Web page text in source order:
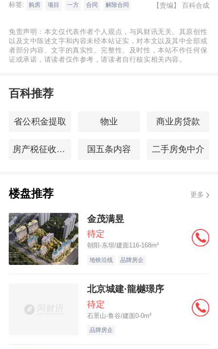
标签: 购房 项目 一方 合同 解除合同 【责编】 百科合成
免责声明：本文仅代表作者个人观点，与风财讯无关。其原创性
以及文中陈述文字和内容未经本站证实，对本文以及其中全部或
者部分内容、文字的真实性、完整性、及时性，本站不作任何保
证或承诺，请读者仅作参考，请读者自行核实相关内容。
百科推荐
省公积金提取 物业 商业房贷款
房产税征收时间 国五条内容 二手房免中介
楼盘推荐 更多
金茂满昱
待定
朝阳-东坝/建面116-168m²
地铁沿线 品牌房企
北京城建·龍樾璟序
待定
石景山-鲁谷/建面0-0m²
品牌房企